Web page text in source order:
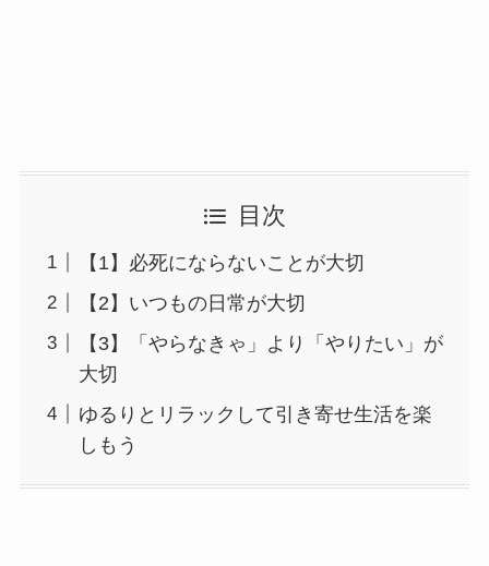
目次
【1】必死にならないことが大切
【2】いつもの日常が大切
【3】「やらなきゃ」より「やりたい」が
大切
ゆるりとリラックして引き寄せ生活を楽
しもう